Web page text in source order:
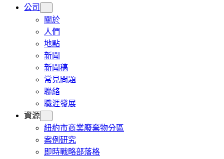
公司
關於
人們
地點
新聞
新聞稿
常見問題
聯絡
職涯發展
資源
紐約市商業廢棄物分區
案例研究
即時戰略部落格